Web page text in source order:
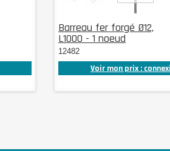
Barreau fer forgé Ø12,
L1000 - 1 noeud
12482
Voir mon prix :